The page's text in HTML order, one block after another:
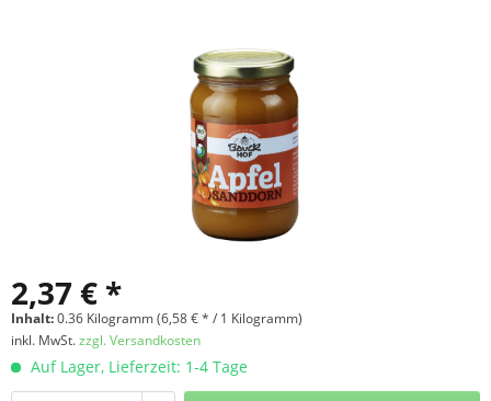
2,37 € *
Inhalt:0.36 Kilogramm (6,58 € * / 1 Kilogramm)
inkl. MwSt.zzgl. Versandkosten
Auf Lager, Lieferzeit: 1-4 Tage